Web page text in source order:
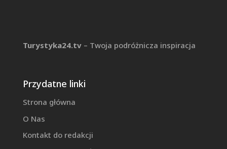
Turystyka24.tv– Twoja podróżnicza inspiracja
Przydatne linki
Strona główna
O Nas
Kontakt do redakcji